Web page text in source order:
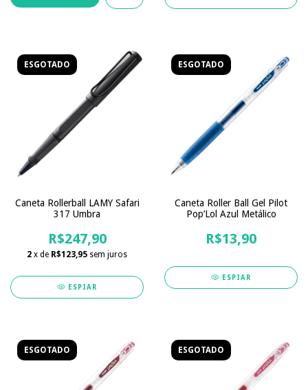
ESGOTADO
Caneta Rollerball LAMY Safari
317 Umbra
R$247,90
2 x de R$123,95 sem juros
ESPIAR
ESGOTADO
Caneta Roller Ball Gel Pilot
Pop’Lol Azul Metálico
R$13,90
ESPIAR
ESGOTADO ESGOTADO